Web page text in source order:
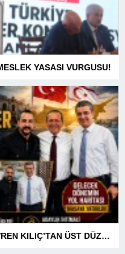
YASASI VURGUSU!
KKTC’DE KRİTİK TEMASLAR! EVREN KILIÇ’TAN ÜST DÜZEY ZİRVELER